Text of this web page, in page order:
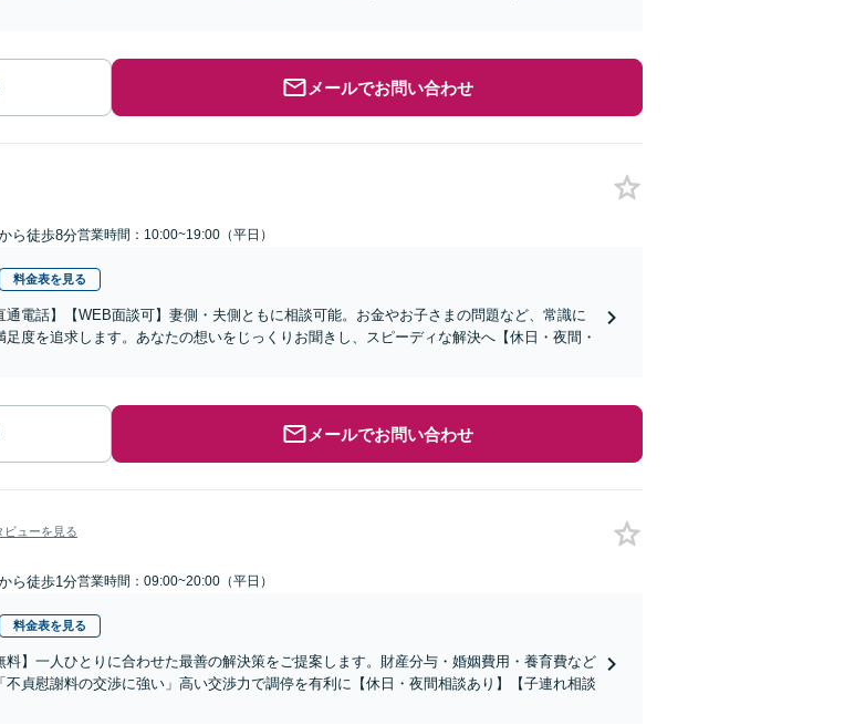
メールでお問い合わせ
ら徒歩8分営業時間：10:00~19:00（平日）
料金表を見る
通電話】【WEB面談可】妻側・夫側ともに相談可能。お金やお子さまの問題など、常識に
足度を追求します。あなたの想いをじっくりお聞きし、スピーディな解決へ【休日・夜間・
メールでお問い合わせ
ビューを見る
ら徒歩1分営業時間：09:00~20:00（平日）
料金表を見る
料】一人ひとりに合わせた最善の解決策をご提案します。財産分与・婚姻費用・養育費など
貞慰謝料の交渉に強い」高い交渉力で調停を有利に【休日・夜間相談あり】【子連れ相談